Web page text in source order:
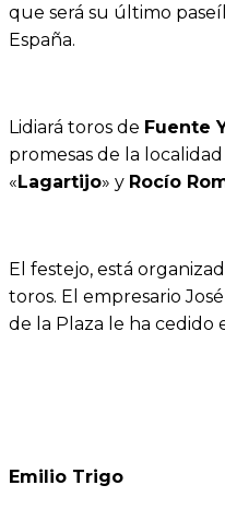
que será su último
España.
Lidiará toros de Fuente
promesas de la
«Lagartijo» y Rocío
El festejo, está
toros. El empresario
de la Plaza le ha cedido
Emilio Trigo